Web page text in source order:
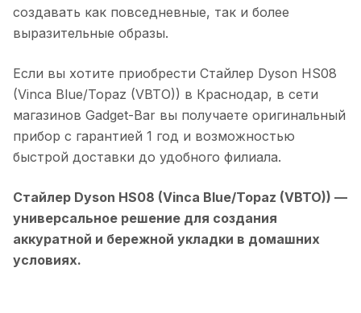
создавать как повседневные, так и более
выразительные образы.
Если вы хотите приобрести Стайлер Dyson HS08
(Vinca Blue/Topaz (VBTO)) в Краснодар, в сети
магазинов Gadget-Bar вы получаете оригинальный
прибор с гарантией 1 год и возможностью
быстрой доставки до удобного филиала.
Стайлер Dyson HS08 (Vinca Blue/Topaz (VBTO)) —
универсальное решение для создания
аккуратной и бережной укладки в домашних
условиях.